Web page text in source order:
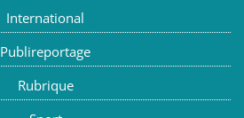
International
Publireportage
Rubrique